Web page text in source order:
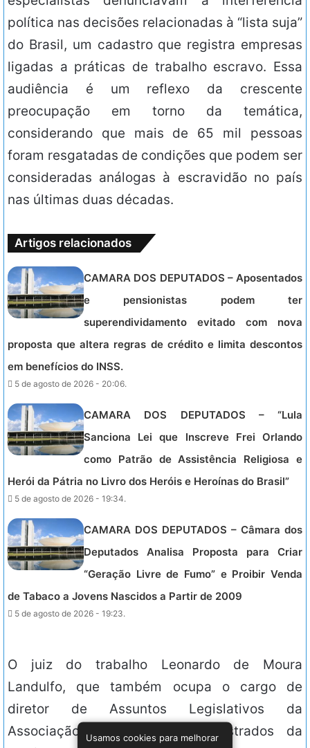
política nas decisões relacionadas à “lista suja”
do Brasil, um cadastro que registra empresas
ligadas a práticas de trabalho escravo. Essa
audiência é um reflexo da crescente
preocupação em torno da temática,
considerando que mais de 65 mil pessoas
foram resgatadas de condições que podem ser
consideradas análogas à escravidão no país
nas últimas duas décadas.
Artigos relacionados
CAMARA DOS DEPUTADOS – Aposentados
e pensionistas podem ter
superendividamento evitado com nova
proposta que altera regras de crédito e limita descontos
em benefícios do INSS.
5 de agosto de 2026 - 20:06.
CAMARA DOS DEPUTADOS – “Lula
Sanciona Lei que Inscreve Frei Orlando
como Patrão de Assistência Religiosa e
Herói da Pátria no Livro dos Heróis e Heroínas do Brasil”
5 de agosto de 2026 - 19:34.
CAMARA DOS DEPUTADOS – Câmara dos
Deputados Analisa Proposta para Criar
“Geração Livre de Fumo” e Proibir Venda
de Tabaco a Jovens Nascidos a Partir de 2009
5 de agosto de 2026 - 19:23.
O juiz do trabalho Leonardo de Moura
Landulfo, que também ocupa o cargo de
diretor de Assuntos Legislativos da
Associação Nacional dos Magistrados da
Usamos cookies para melhorar